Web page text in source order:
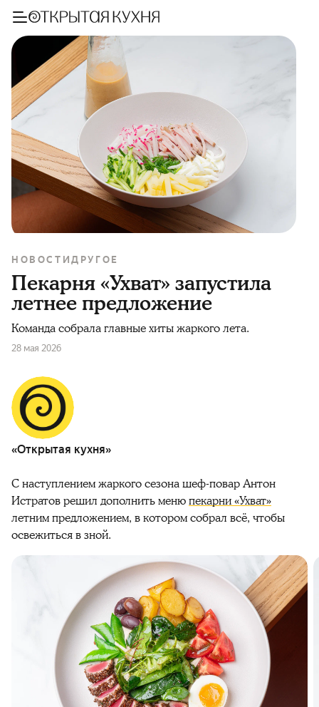
НОВОСТИДРУГОЕ
Пекарня «Ухват» запустила
летнее предложение
Команда собрала главные хиты жаркого лета.
28 мая 2026
«Открытая кухня»
С наступлением жаркого сезона шеф-повар Антон
Истратов решил дополнить менюпекарни «Ухват»
летним предложением, в котором собрал всё, чтобы
освежиться в зной.